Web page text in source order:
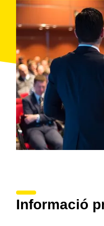
Informació